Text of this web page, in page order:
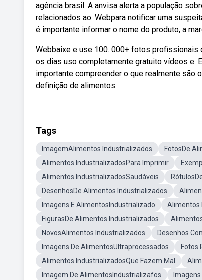
agência brasil. A anvisa alerta a população
relacionados ao. Webpara notificar uma
é importante informar o nome do produto, a
Webbaixe e use 100. 000+ fotos
os dias uso completamente gratuito vídeos e.
importante compreender o que realmente são
definição de alimentos.
Tags
ImagemAlimentos Industrializados FotosDe
Alimentos IndustrializadosPara Imprimir
Alimentos IndustrializadosSaudáveis
DesenhosDe Alimentos Industrializados
Imagens E AlimentosIndustrializado
Alimentos
FigurasDe Alimentos Industrializados
NovosAlimentos Industrializados
Desenhos
Imagens De AlimentosUltraprocessados
Fotos
Alimentos IndustrializadosQue Fazem Mal
Imagem De AlimentosIndustrializafos